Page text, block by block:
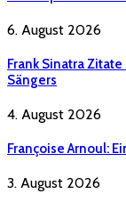
6. August 2026
Frank Sinatra
Sängers
4. August 2026
Françoise Arnoul:
3. August 2026